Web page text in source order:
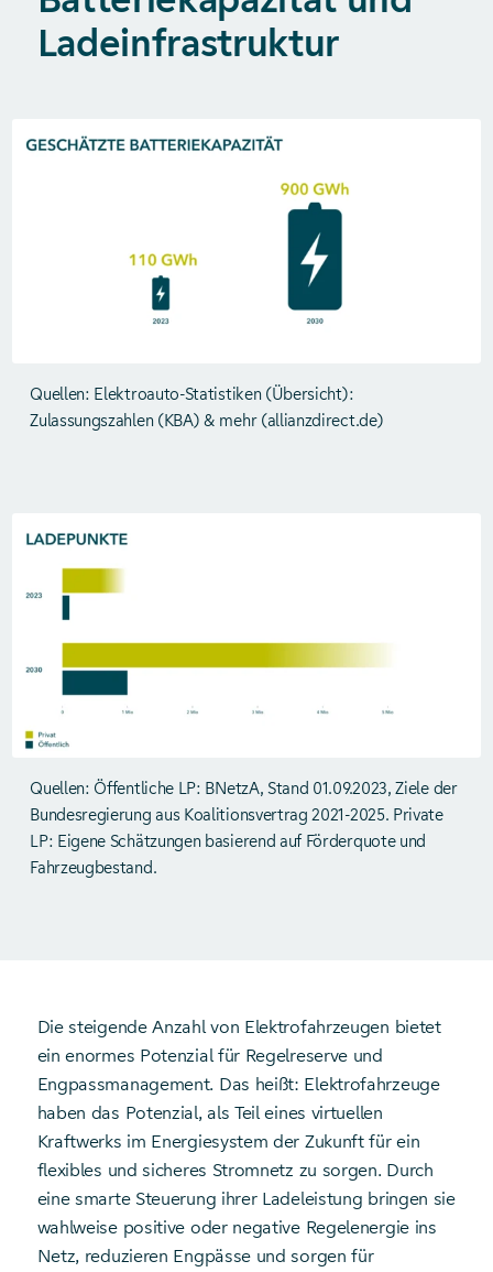
Ladeinfrastruktur
Quellen: Elektroauto-Statistiken (Übersicht):
Zulassungszahlen (KBA) & mehr (allianzdirect.de)
Quellen: Öffentliche LP: BNetzA, Stand 01.09.2023, Ziele der
Bundesregierung aus Koalitionsvertrag 2021-2025. Private
LP: Eigene Schätzungen basierend auf Förderquote und
Fahrzeugbestand.
Die steigende Anzahl von Elektrofahrzeugen bietet
ein enormes Potenzial für Regelreserve und
Engpassmanagement. Das heißt: Elektrofahrzeuge
haben das Potenzial, als Teil eines virtuellen
Kraftwerks im Energiesystem der Zukunft für ein
flexibles und sicheres Stromnetz zu sorgen. Durch
eine smarte Steuerung ihrer Ladeleistung bringen sie
wahlweise positive oder negative Regelenergie ins
Netz, reduzieren Engpässe und sorgen für